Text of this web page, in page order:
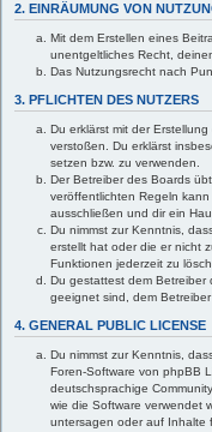
2. EINRÄUMUNG VON
Mit dem Erstellen eines
unentgeltliches Recht,
Das Nutzungsrecht nach
3. PFLICHTEN DES NUTZERS
Du erklärst mit der
verstoßen. Du erklärst
setzen bzw. zu verwenden.
Der Betreiber des Boards
veröffentlichten Regeln
ausschließen und dir ein
Du nimmst zur Kenntnis,
erstellt hat oder die er nicht
Funktionen jederzeit zu
Du gestattest dem
geeignet sind, dem
4. GENERAL PUBLIC LICENSE
Du nimmst zur Kenntnis,
Foren-Software von phpBB
deutschsprachige
wie die Software verwendet
untersagen oder auf Inhalte